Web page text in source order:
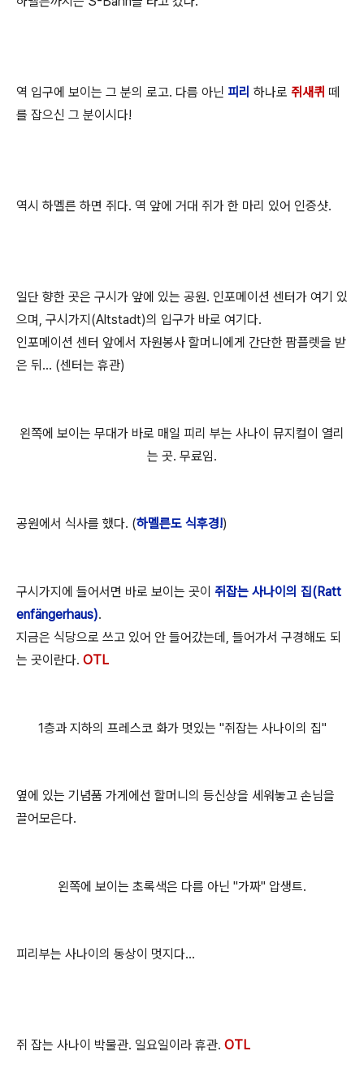
역 입구에 보이는 그 분의 로고. 다름 아닌 피리 하나로 쥐새퀴 떼
를 잡으신 그 분이시다!
역시 하멜른 하면 쥐다. 역 앞에 거대 쥐가 한 마리 있어 인증샷.
일단 향한 곳은 구시가 앞에 있는 공원. 인포메이션 센터가 여기 있
으며, 구시가지(Altstadt)의 입구가 바로 여기다.
인포메이션 센터 앞에서 자원봉사 할머니에게 간단한 팜플렛을 받
은 뒤... (센터는 휴관)
왼쪽에 보이는 무대가 바로 매일 피리 부는 사나이 뮤지컬이 열리
는 곳. 무료임.
공원에서 식사를 했다. (하멜른도 식후경!)
구시가지에 들어서면 바로 보이는 곳이 쥐잡는 사나이의 집(Ratt
enfängerhaus).
지금은 식당으로 쓰고 있어 안 들어갔는데, 들어가서 구경해도 되
는 곳이란다. OTL
1층과 지하의 프레스코 화가 멋있는 "쥐잡는 사나이의 집"
옆에 있는 기념품 가게에선 할머니의 등신상을 세워놓고 손님을
끌어모은다.
왼쪽에 보이는 초록색은 다름 아닌 "가짜" 압생트.
피리부는 사나이의 동상이 멋지다...
쥐 잡는 사나이 박물관. 일요일이라 휴관. OTL